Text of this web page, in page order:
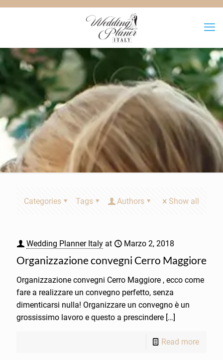
Categories Tags Authors Show all
Wedding Planner Italy at Marzo 2, 2018
Organizzazione convegni Cerro Maggiore
Organizzazione convegni Cerro Maggiore , ecco come
fare a realizzare un convegno perfetto, senza
dimenticarsi nulla! Organizzare un convegno è un
grossissimo lavoro e questo a prescindere […]
Read more